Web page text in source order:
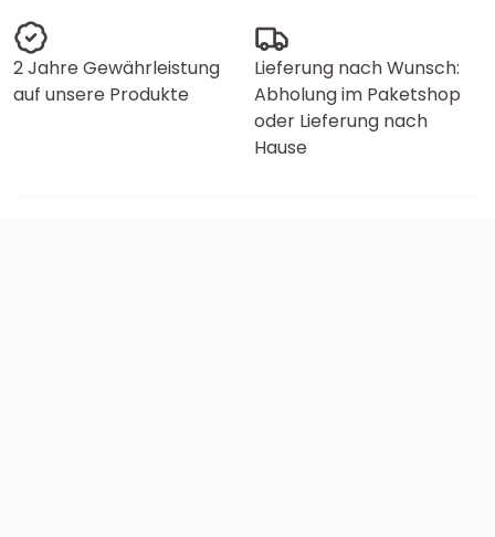
2 Jahre Gewährleistung
auf unsere Produkte
Lieferung nach Wunsch:
Abholung im Paketshop
oder Lieferung nach
Hause